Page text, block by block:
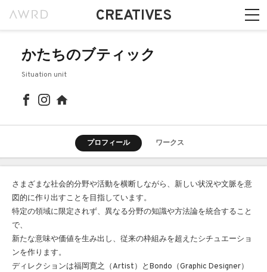
CREATIVES
かたちのブティック
Situation unit
プロフィール ワークス
さまざまな社会的分野や活動を横断しながら、新しい状況や文脈を意
図的に作り出すことを目指しています。
特定の領域に限定されず、異なる分野の知識や方法論を統合すること
で、
新たな意味や価値を生み出し、従来の枠組みを超えたシチュエーショ
ンを作ります。
ディレクションは福岡寛之（Artist）とBondo（Graphic Designer）